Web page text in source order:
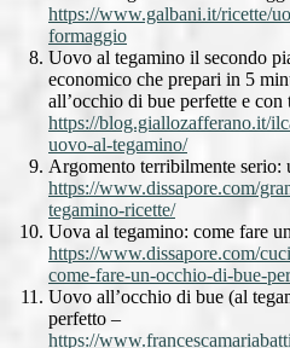
https://www.galbani.it/ricette/
formaggio
Uovo al tegamino il secondo
economico che prepari in 5
all’occhio di bue perfette e
https://blog.giallozafferano.it/
uovo-al-tegamino/
Argomento terribilmente serio:
https://www.dissapore.com/
tegamino-ricette/
Uova al tegamino: come fare
https://www.dissapore.com/
come-fare-un-occhio-di-bue-
Uovo all’occhio di bue (al
perfetto –
https://